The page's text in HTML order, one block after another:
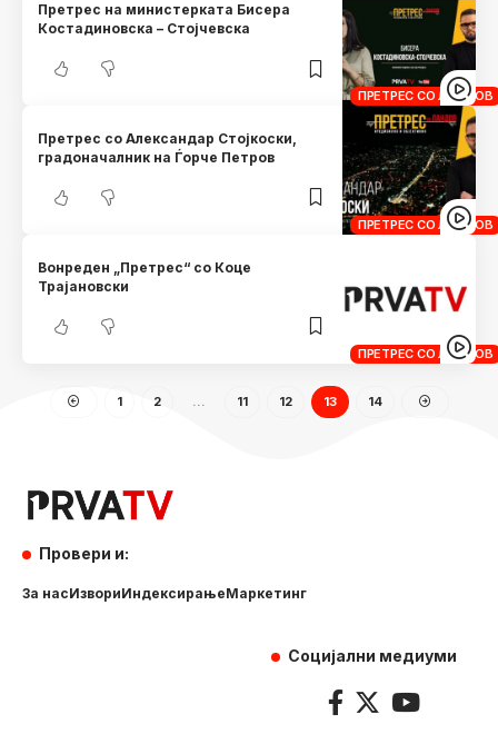
ПРЕТРЕС СО ЛАНДОВ
Претрес на министерката Бисера
Костадиновска – Стојчевска
ПРЕТРЕС СО ЛАНДОВ
Претрес со Александар Стојкоски,
градоначалник на Ѓорче Петров
ПРЕТРЕС СО ЛАНДОВ
Вонреден „Претрес“ со Коце
Трајановски
1 2 … 11 12 13 14
Провери и:
За насИзвориИндексирањеМаркетинг
Социјални медиуми